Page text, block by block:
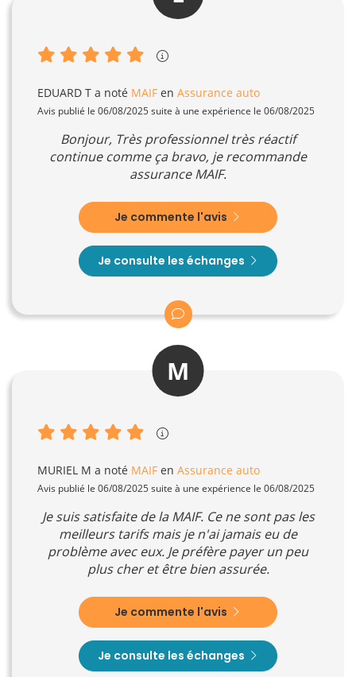
EDUARD T a noté MAIF en Assurance auto
Avis publié le 06/08/2025 suite à une expérience le 06/08/2025
Bonjour, Très professionnel très réactif
continue comme ça bravo, je recommande
assurance MAIF.
Je commente l'avis
Je consulte les échanges
M
MURIEL M a noté MAIF en Assurance auto
Avis publié le 06/08/2025 suite à une expérience le 06/08/2025
Je suis satisfaite de la MAIF. Ce ne sont pas les
meilleurs tarifs mais je n'ai jamais eu de
problème avec eux. Je préfère payer un peu
plus cher et être bien assurée.
Je commente l'avis
Je consulte les échanges